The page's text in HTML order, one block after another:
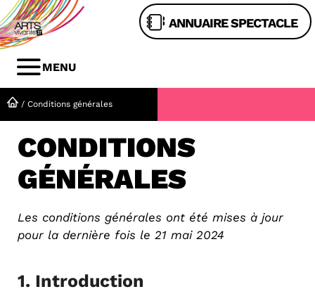
Aller
au
contenu
ANNUAIRE SPECTACLE
MENU
MENU
/ Conditions générales
CONDITIONS
GÉNÉRALES
Les conditions générales ont été mises à jour
pour la dernière fois le 21 mai 2024
1. Introduction